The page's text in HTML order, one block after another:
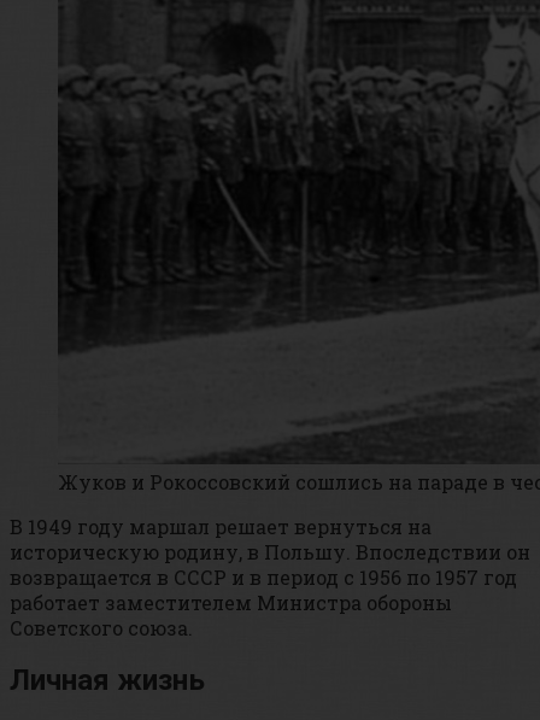
Жуков и Рокоссовский сошлись на параде в
В 1949 году маршал решает вернуться на
историческую родину, в Польшу. Впоследствии он
возвращается в СССР и в период с 1956 по 1957 год
работает заместителем Министра обороны
Советского союза.
Личная жизнь